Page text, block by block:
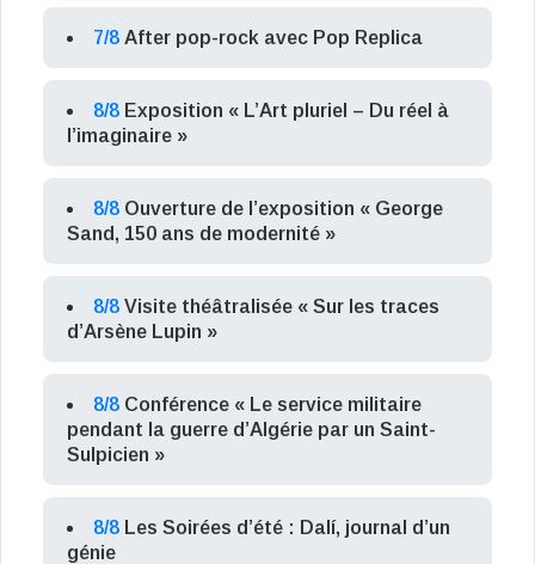
7/8 After pop-rock avec Pop Replica
8/8 Exposition « L’Art pluriel – Du réel à
l’imaginaire »
8/8 Ouverture de l’exposition « George
Sand, 150 ans de modernité »
8/8 Visite théâtralisée « Sur les traces
d’Arsène Lupin »
8/8 Conférence « Le service militaire
pendant la guerre d’Algérie par un Saint-
Sulpicien »
8/8 Les Soirées d’été : Dalí, journal d’un
génie